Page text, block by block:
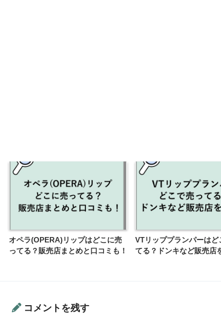
オペラ(OPERA)リップはどこに売
ってる？販売店まとめと口コミも！
VTリッププランパーはど
てる？ドンキなど販売店
コメントを残す